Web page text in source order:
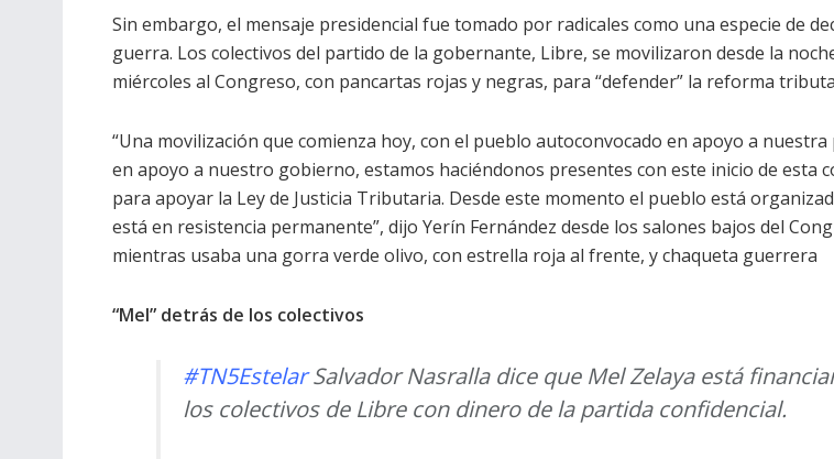
Sin embargo, el mensaje presidencial fue tomado por radicales como una especie de
guerra. Los colectivos del partido de la gobernante, Libre, se movilizaron desde la
miércoles al Congreso, con pancartas rojas y negras, para “defender” la reforma
“Una movilización que comienza hoy, con el pueblo autoconvocado en apoyo a
en apoyo a nuestro gobierno, estamos haciéndonos presentes con este inicio de esta
para apoyar la Ley de Justicia Tributaria. Desde este momento el pueblo está
está en resistencia permanente”, dijo Yerín Fernández desde los salones bajos del
mientras usaba una gorra verde olivo, con estrella roja al frente, y chaqueta guerrera
“Mel” detrás de los colectivos
#TN5EstelarSalvador Nasralla dice que Mel Zelaya está
los colectivos de Libre con dinero de la partida confidencial.